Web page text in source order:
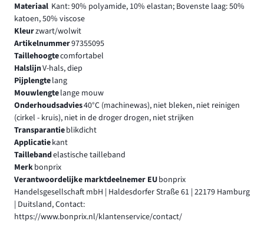
Materiaal Kant: 90% polyamide, 10% elastan; Bovenste laag: 50%
katoen, 50% viscose
Kleurzwart/wolwit
Artikelnummer97355095
Taillehoogtecomfortabel
HalslijnV-hals, diep
Pijplengtelang
Mouwlengtelange mouw
Onderhoudsadvies40°C (machinewas), niet bleken, niet reinigen
(cirkel - kruis), niet in de droger drogen, niet strijken
Transparantieblikdicht
Applicatiekant
Taillebandelastische tailleband
Merkbonprix
Verantwoordelijke marktdeelnemer EUbonprix
Handelsgesellschaft mbH | Haldesdorfer Straße 61 | 22179 Hamburg
| Duitsland, Contact:
https://www.bonprix.nl/klantenservice/contact/